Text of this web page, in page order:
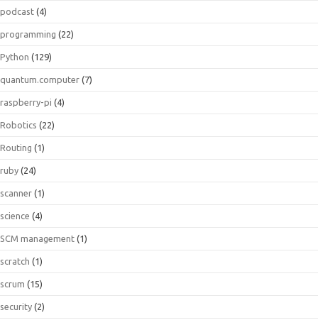
podcast (4)
programming (22)
Python (129)
quantum.computer (7)
raspberry-pi (4)
Robotics (22)
Routing (1)
ruby (24)
scanner (1)
science (4)
SCM management (1)
scratch (1)
scrum (15)
security (2)